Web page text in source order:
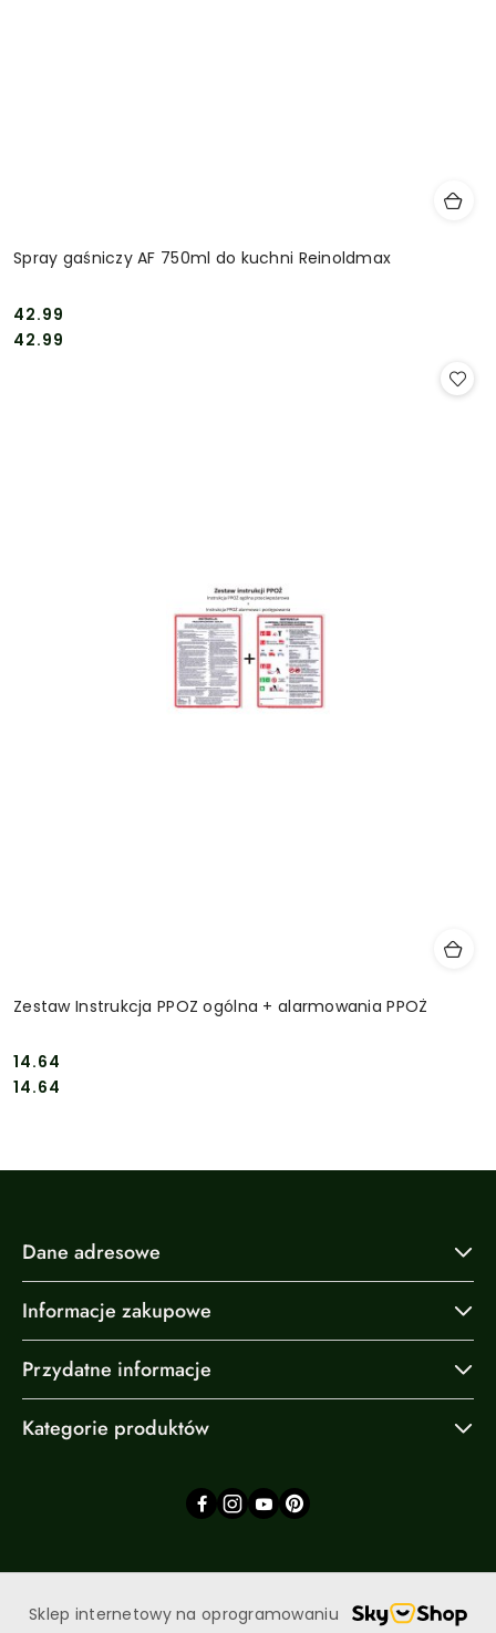
Spray gaśniczy AF 750ml do kuchni Reinoldmax
Cena:
42.99
Cena:
42.99
Zestaw Instrukcja PPOZ ogólna + alarmowania PPOŻ
Cena:
14.64
Cena:
14.64
Dane adresowe
Informacje zakupowe
Przydatne informacje
Kategorie produktów
Sklep internetowy na oprogramowaniu